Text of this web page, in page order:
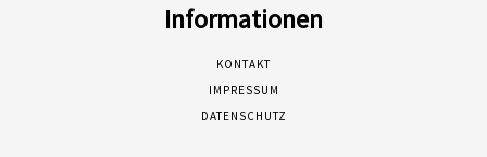
Informationen
KONTAKT
IMPRESSUM
DATENSCHUTZ